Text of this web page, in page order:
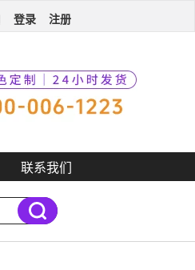
登录 注册
联系我们